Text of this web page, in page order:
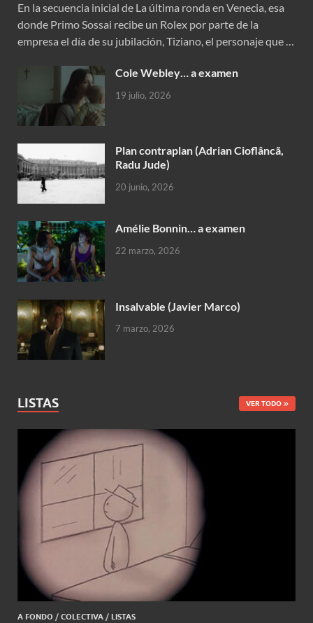
En la secuencia inicial de La última ronda en Venecia, esa
donde Primo Sossai recibe un Rolex por parte de la
empresa el día de su jubilación, Tiziano, el personaje que …
Cole Webley… a examen
19 julio, 2026
Plan contraplan (Adrian Cioflâncã,
Radu Jude)
20 junio, 2026
Amélie Bonnin… a examen
22 marzo, 2026
Insalvable (Javier Marco)
7 marzo, 2026
LISTAS VER TODO
A FONDO / COLECTIVA / LISTAS